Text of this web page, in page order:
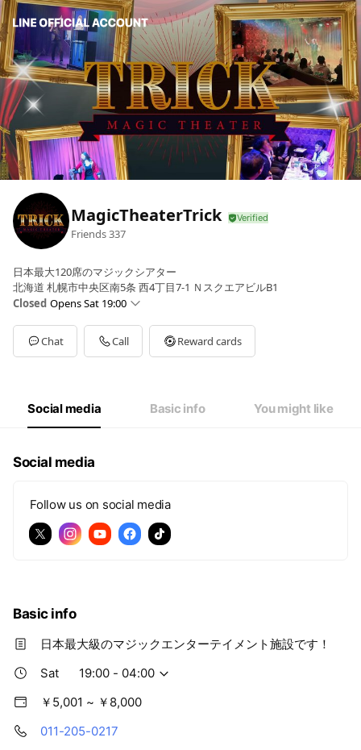
MagicTheaterTrick
Friends337
日本最大120席のマジックシアター
北海道 札幌市中央区南5条 西4丁目7-1 ＮスクエアビルB1
Closed Opens Sat 19:00
Sun19:00 - 04:00
Mon19:00 - 04:00
Tue
19:00 - 04:00
Sat19:00 - 04:00
Chat Call Reward cards
Social media Basic info You might like
Social media
Follow us on social media
Basic info
日本最大級のマジックエンターテイメント施設です！
Sat
19:00 - 04:00
￥5,001 ~ ￥8,000
011-205-0217